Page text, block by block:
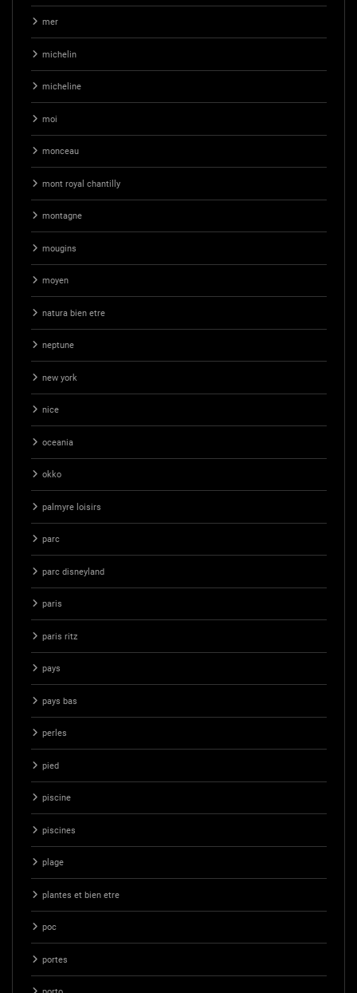
mer
michelin
micheline
moi
monceau
mont royal chantilly
montagne
mougins
moyen
natura bien etre
neptune
new york
nice
oceania
okko
palmyre loisirs
parc
parc disneyland
paris
paris ritz
pays
pays bas
perles
pied
piscine
piscines
plage
plantes et bien etre
poc
portes